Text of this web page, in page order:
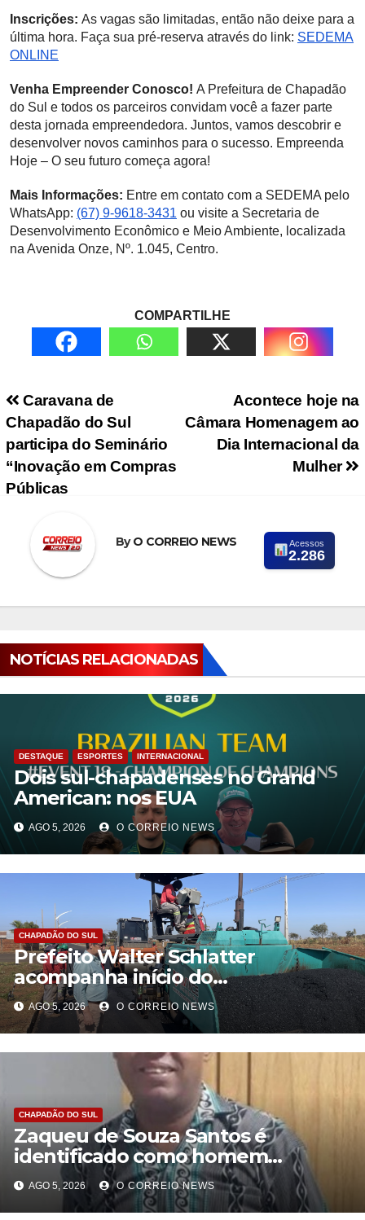
Inscrições: As vagas são limitadas, então não deixe para a
última hora. Faça sua pré-reserva através do link: SEDEMA
ONLINE
Venha Empreender Conosco! A Prefeitura de Chapadão
do Sul e todos os parceiros convidam você a fazer parte
desta jornada empreendedora. Juntos, vamos descobrir e
desenvolver novos caminhos para o sucesso. Empreenda
Hoje – O seu futuro começa agora!
Mais Informações: Entre em contato com a SEDEMA pelo
WhatsApp: (67) 9-9618-3431 ou visite a Secretaria de
Desenvolvimento Econômico e Meio Ambiente, localizada
na Avenida Onze, Nº. 1.045, Centro.
COMPARTILHE
Navegação de PostAcontece hoje na
Câmara Homenagem ao
Dia Internacional da
Mulher
Caravana de
Chapadão do Sul
participa do Seminário
“Inovação em Compras
Públicas
ByO CORREIO NEWS Acessos
2.286
NOTÍCIAS RELACIONADAS
DESTAQUE ESPORTES INTERNACIONAL
Dois sul-chapadenses no Grand
American: nos EUA
AGO 5, 2026 O CORREIO NEWS
CHAPADÃO DO SUL
Prefeito Walter Schlatter
acompanha início do
recapeamento e pede
compreensão da população em
Chapadão do Sul
AGO 5, 2026 O CORREIO NEWS
CHAPADÃO DO SUL
Zaqueu de Souza Santos é
identificado como homem
encontrado morto em Chapadão
do Sul
AGO 5, 2026 O CORREIO NEWS